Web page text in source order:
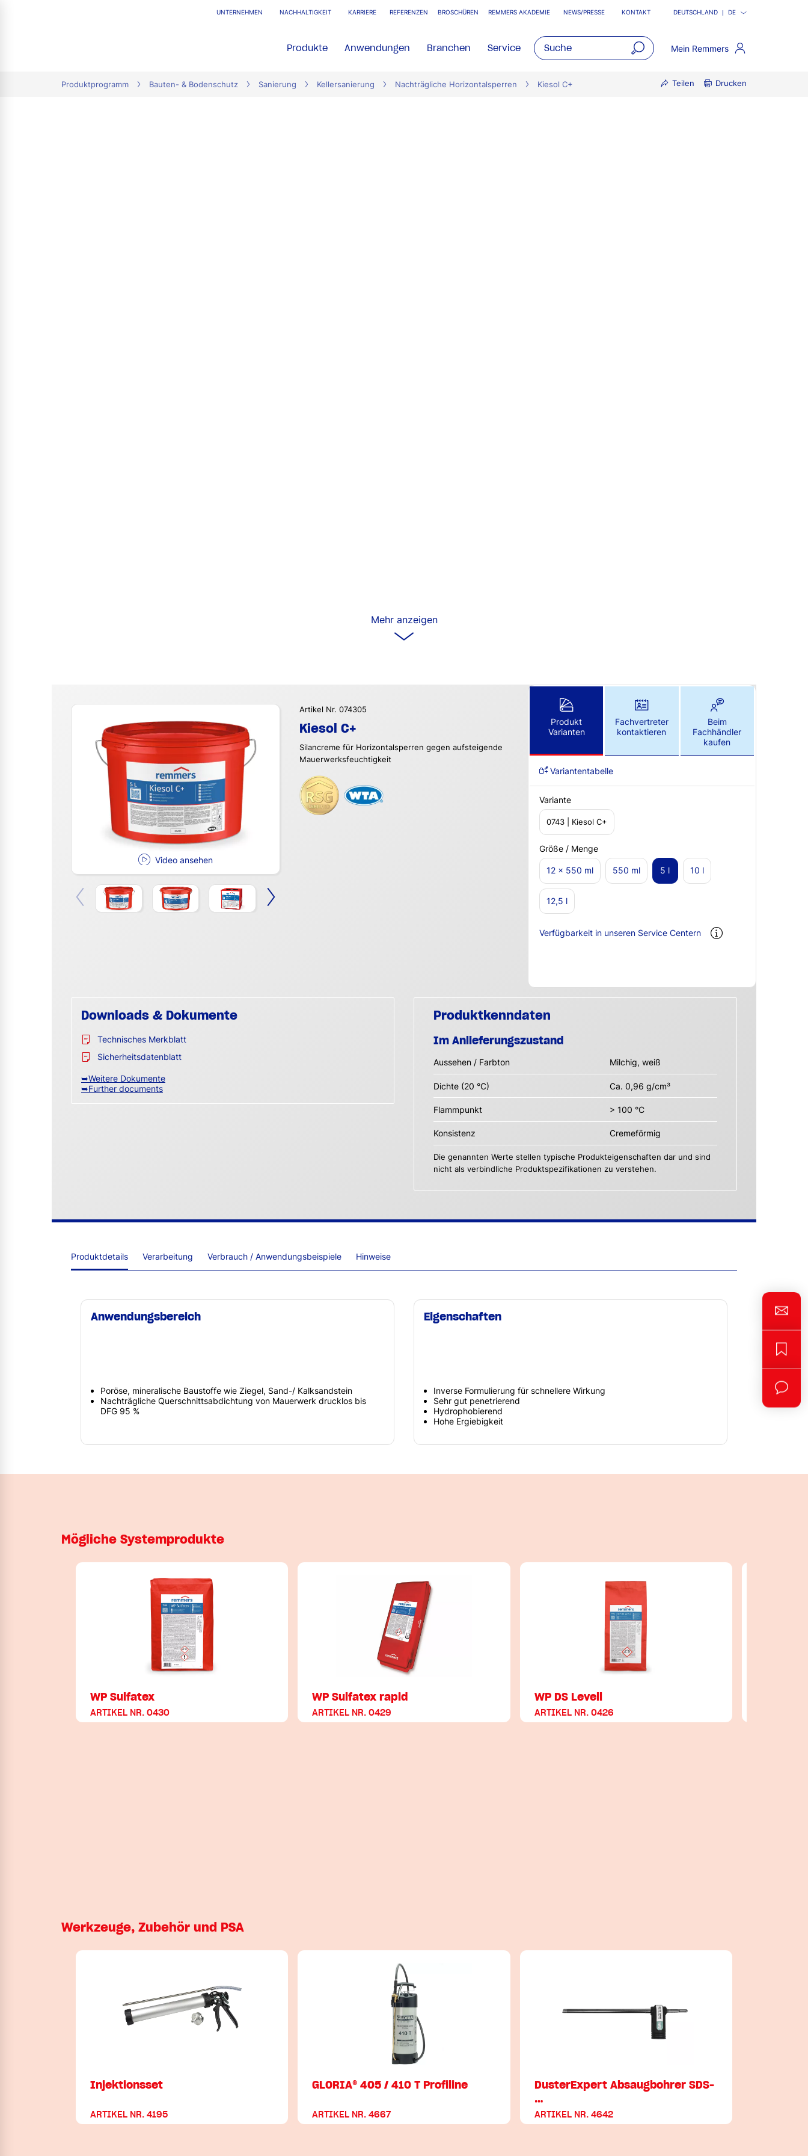
UNTERNEHMEN NACHHALTIGKEIT KARRIERE REFERENZEN BROSCHÜREN REMMERS AKADEMIE NEWS/PRESSE KONTAKT DEUTSCHLAND DE
Produkte Anwendungen Branchen Service Mein Remmers
Produktprogramm Bauten- & Bodenschutz Sanierung Kellersanierung Nachträgliche Horizontalsperren Kiesol C+ Teilen Drucken
Mehr anzeigen
Video ansehen
Artikel Nr. 074305
Kiesol C+
Silancreme für Horizontalsperren gegen aufsteigende
Mauerwerksfeuchtigkeit
Produkt
Varianten
Fachvertreter
kontaktieren
Beim
Fachhändler
kaufen
Variantentabelle
Variante
0743 | Kiesol C+
Größe / Menge
12 x 550 ml 550 ml 5 l 10 l
12,5 l
Verfügbarkeit in unseren Service Centern
Downloads & Dokumente
Technisches Merkblatt
Sicherheitsdatenblatt
➥Weitere Dokumente
➥Further documents
Produktkenndaten
Im Anlieferungszustand
Aussehen / Farbton Milchig, weiß
Dichte (20 °C) Ca. 0,96 g/cm³
Flammpunkt > 100 °C
Konsistenz Cremeförmig
Die genannten Werte stellen typische Produkteigenschaften dar und sind
nicht als verbindliche Produktspezifikationen zu verstehen.
Produktdetails Verarbeitung Verbrauch / Anwendungsbeispiele Hinweise
Anwendungsbereich
Poröse, mineralische Baustoffe wie Ziegel, Sand-/ Kalksandstein
Nachträgliche Querschnittsabdichtung von Mauerwerk drucklos bis
DFG 95 %
Eigenschaften
Inverse Formulierung für schnellere Wirkung
Sehr gut penetrierend
Hydrophobierend
Hohe Ergiebigkeit
Mögliche Systemprodukte
WP Sulfatex
ARTIKEL NR. 0430
WP Sulfatex rapid
ARTIKEL NR. 0429
WP DS Levell
ARTIKEL NR. 0426
Werkzeuge, Zubehör und PSA
Injektionsset
ARTIKEL NR. 4195
GLORIA® 405 / 410 T Profiline
ARTIKEL NR. 4667
DusterExpert Absaugbohrer SDS-
…
ARTIKEL NR. 4642